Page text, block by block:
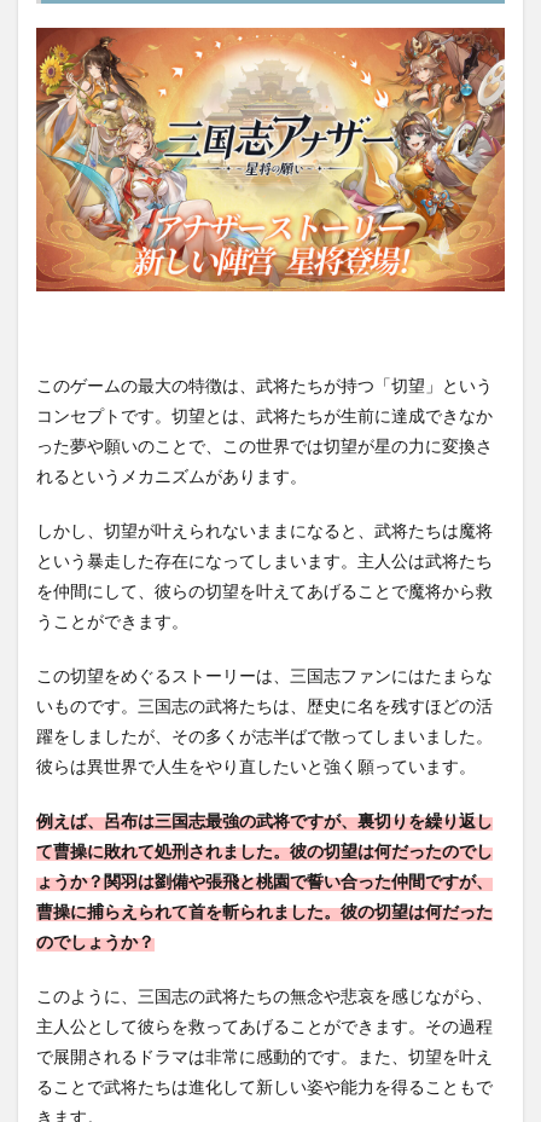
このゲームの最大の特徴は、武将たちが持つ「切望」という
コンセプトです。切望とは、武将たちが生前に達成できなか
った夢や願いのことで、この世界では切望が星の力に変換さ
れるというメカニズムがあります。
しかし、切望が叶えられないままになると、武将たちは魔将
という暴走した存在になってしまいます。主人公は武将たち
を仲間にして、彼らの切望を叶えてあげることで魔将から救
うことができます。
この切望をめぐるストーリーは、三国志ファンにはたまらな
いものです。三国志の武将たちは、歴史に名を残すほどの活
躍をしましたが、その多くが志半ばで散ってしまいました。
彼らは異世界で人生をやり直したいと強く願っています。
例えば、呂布は三国志最強の武将ですが、裏切りを繰り返し
て曹操に敗れて処刑されました。彼の切望は何だったのでし
ょうか？関羽は劉備や張飛と桃園で誓い合った仲間ですが、
曹操に捕らえられて首を斬られました。彼の切望は何だった
のでしょうか？
このように、三国志の武将たちの無念や悲哀を感じながら、
主人公として彼らを救ってあげることができます。その過程
で展開されるドラマは非常に感動的です。また、切望を叶え
ることで武将たちは進化して新しい姿や能力を得ることもで
きます。